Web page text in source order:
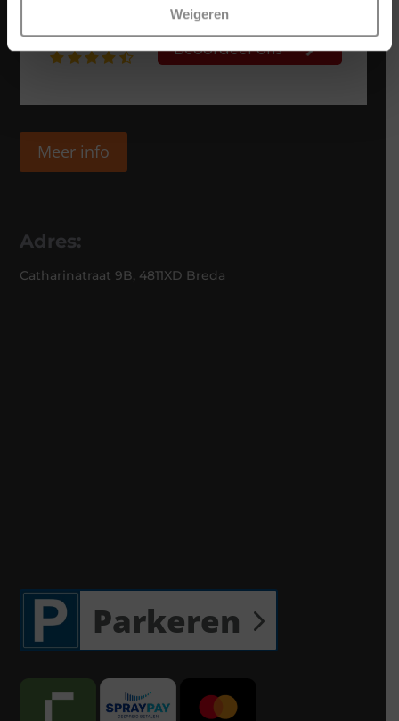
Weigeren
Meer info
Adres:
Catharinatraat 9B, 4811XD Breda
Parkeren